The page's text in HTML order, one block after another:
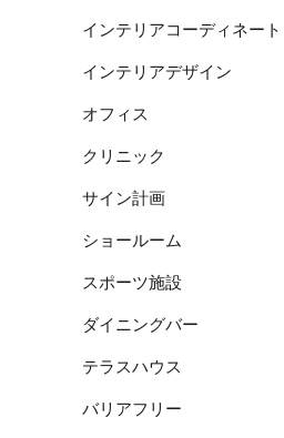
インテリアコーディネート
インテリアデザイン
オフィス
クリニック
サイン計画
ショールーム
スポーツ施設
ダイニングバー
テラスハウス
バリアフリー